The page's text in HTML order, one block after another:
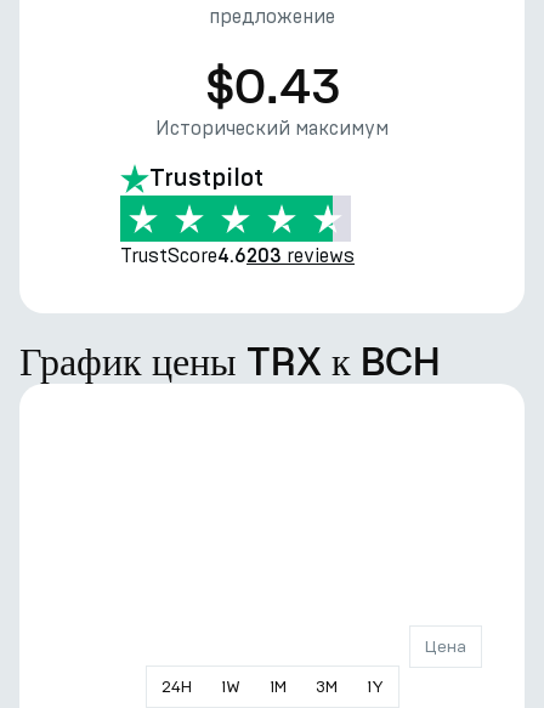
предложение
$0.43
Исторический максимум
Trustpilot
TrustScore4.6203 reviews
График цены TRX к BCH
24H 1W 1M 3M 1Y
Цена